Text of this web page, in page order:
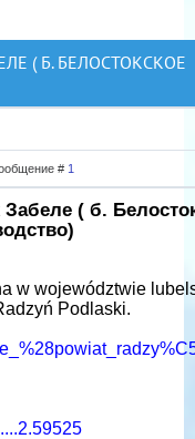
( Б. БЕЛОСТОКСКОЕ
# 1
( б.
w województwie
Podlaski.